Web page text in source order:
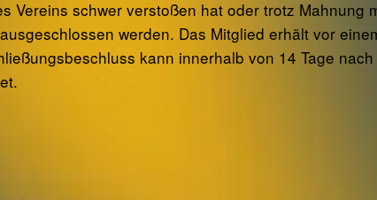
Vereins schwer verstoßen hat oder trotz
werden. Das Mitglied erhält vor
kann innerhalb von 14 Tage